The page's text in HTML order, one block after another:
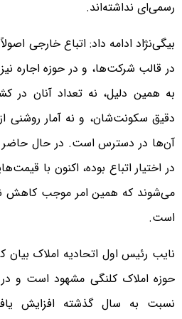
رسمی‌ای نداشته‌اند.
بیگی‌نژاد ادامه داد: اتباع خارجی
در قالب شرکت‌ها، و در حوزه اجاره
به همین دلیل، نه تعداد آنان
دقیق سکونت‌شان، و نه آمار روشنی
آن‌ها در دسترس است. در حال حاضر
در اختیار اتباع بوده، اکنون با
می‌شوند که همین امر موجب کاهش
است.
نایب رئیس اول اتحادیه املاک
حوزه املاک کلنگی مشهود است و
نسبت به سال گذشته افزایش